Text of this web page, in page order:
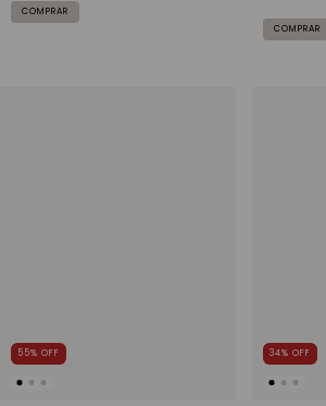
55% OFF 34% OFF